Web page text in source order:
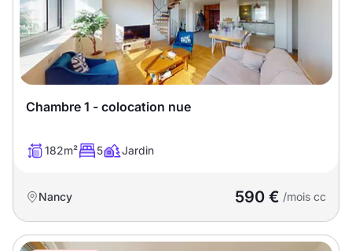
Chambre 1 - colocation nue
182m² 5 Jardin
Nancy 590 € /mois cc